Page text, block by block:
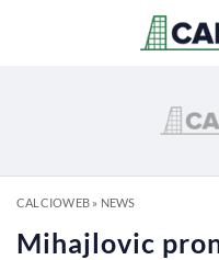
CALCIOWEB» NEWS
Mihajlovic